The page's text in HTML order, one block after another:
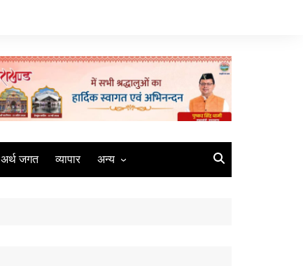
अर्थ जगत व्यापार अन्य